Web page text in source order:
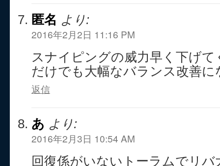
匿名 より:
2016年2月2日 11:16 PM
スナイピングの威力早く下げ
だけでも大幅なバランス改善に
返信
あ より:
2016年2月3日 10:54 AM
回復係がいないトーラムでリバ